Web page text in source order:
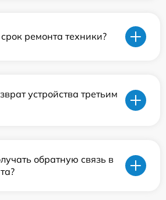
ремонта техники?
устройства третьим
обратную связь в